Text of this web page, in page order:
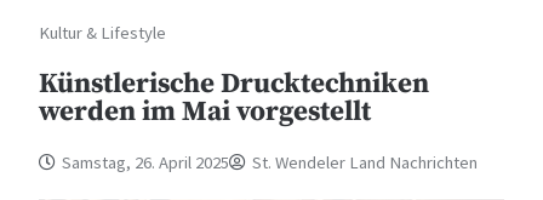
Kultur & Lifestyle
Künstlerische Drucktechniken
werden im Mai vorgestellt
Samstag, 26. April 2025 St. Wendeler Land Nachrichten